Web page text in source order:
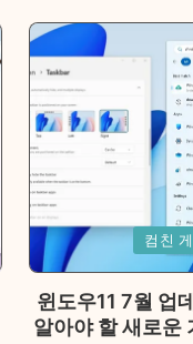
Posted
in
컴친
윈도우11 7월 업
알아야 할 새로운